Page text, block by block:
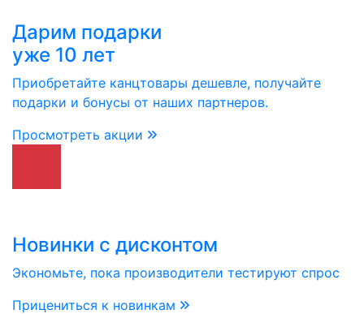
Дарим подарки
уже 10 лет
Приобретайте канцтовары дешевле, получайте
подарки и бонусы от наших партнеров.
Просмотреть акции
Новинки с дисконтом
Экономьте, пока производители тестируют спрос
Прицениться к новинкам